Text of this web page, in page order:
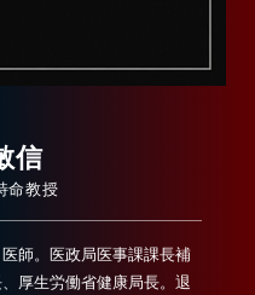
信
命教授
師。医政局医事課課長補
厚生労働省健康局長。退